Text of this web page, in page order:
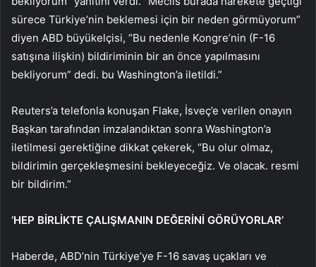
sürece Türkiye’nin beklemesi için bir neden görmüyorum”
diyen ABD büyükelçisi, “Bu nedenle Kongre’nin (F-16
satışına ilişkin) bildiriminin bir an önce yapılmasını
bekliyorum” dedi. bu Washington’a iletildi.”
Reuters’a telefonla konuşan Flake, İsveç’e verilen onayın
Başkan tarafından imzalandıktan sonra Washington’a
iletilmesi gerektiğine dikkat çekerek, “Bu olur olmaz,
bildirimin gerçekleşmesini bekleyeceğiz. Ve olacak. resmi
bir bildirim.”
‘HEP BİRLİKTE ÇALIŞMANIN DEĞERİNİ GÖRÜYORLAR’
Haberde, ABD’nin Türkiye’ye F-16 savaş uçakları ve